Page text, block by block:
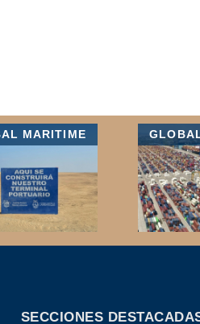
MARITIME
SECCIONES